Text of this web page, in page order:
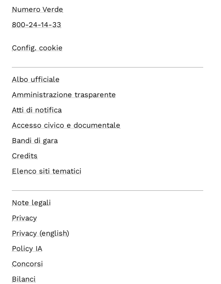
Numero Verde
800-24-14-33
Config. cookie
Albo ufficiale
Amministrazione trasparente
Atti di notifica
Accesso civico e documentale
Bandi di gara
Credits
Elenco siti tematici
Note legali
Privacy
Privacy (english)
Policy IA
Concorsi
Bilanci